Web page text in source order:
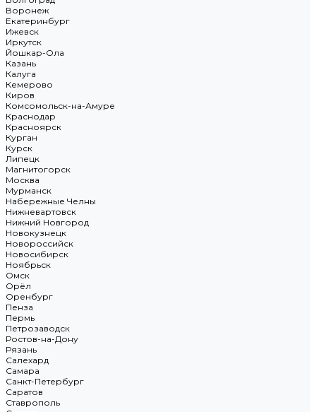
Воронеж
Екатеринбург
Ижевск
Иркутск
Йошкар-Ола
Казань
Калуга
Кемерово
Киров
Комсомольск-на-Амуре
Краснодар
Красноярск
Курган
Курск
Липецк
Магнитогорск
Москва
Мурманск
Набережные Челны
Нижневартовск
Нижний Новгород
Новокузнецк
Новороссийск
Новосибирск
Ноябрьск
Омск
Орёл
Оренбург
Пенза
Пермь
Петрозаводск
Ростов-на-Дону
Рязань
Салехард
Самара
Санкт-Петербург
Саратов
Ставрополь